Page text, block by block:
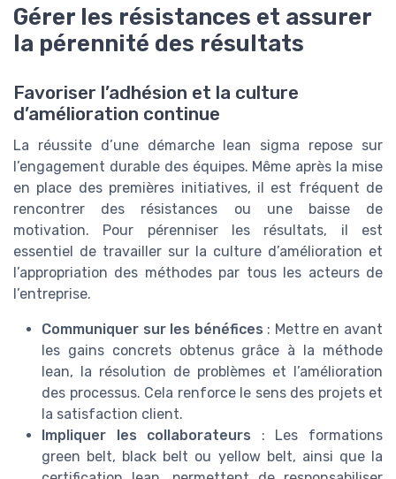
Gérer les résistances et assurer
la pérennité des résultats
Favoriser l’adhésion et la culture
d’amélioration continue
La réussite d’une démarche lean sigma repose sur
l’engagement durable des équipes. Même après la mise
en place des premières initiatives, il est fréquent de
rencontrer des résistances ou une baisse de
motivation. Pour pérenniser les résultats, il est
essentiel de travailler sur la culture d’amélioration et
l’appropriation des méthodes par tous les acteurs de
l’entreprise.
Communiquer sur les bénéfices : Mettre en avant
les gains concrets obtenus grâce à la méthode
lean, la résolution de problèmes et l’amélioration
des processus. Cela renforce le sens des projets et
la satisfaction client.
Impliquer les collaborateurs : Les formations
green belt, black belt ou yellow belt, ainsi que la